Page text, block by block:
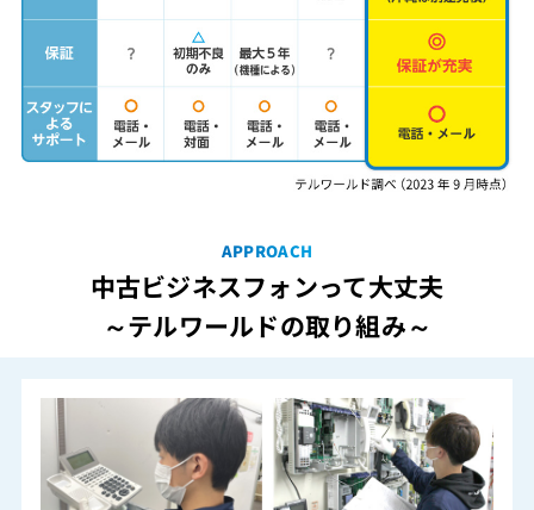
APPROACH
中古ビジネスフォンって大丈夫
～テルワールドの取り組み～